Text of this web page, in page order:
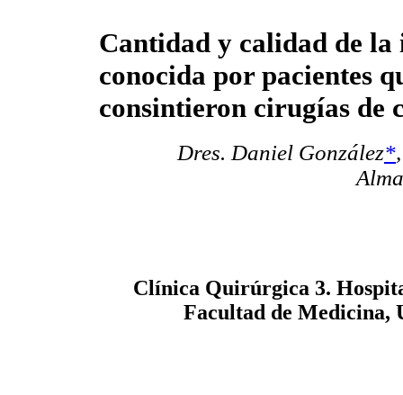
Cantidad y calidad de
conocida por pacientes
consintieron cirugías de
Dres. Daniel González*
Clínica Quirúrgica 3.
Facultad de Medicina,